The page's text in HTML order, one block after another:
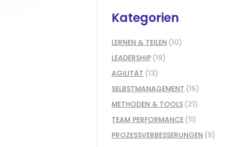
Kategorien
LERNEN & TEILEN (10)
LEADERSHIP (19)
AGILITÄT (13)
SELBSTMANAGEMENT (15)
METHODEN & TOOLS (21)
TEAM PERFORMANCE (11)
PROZESSVERBESSERUNGEN (9)